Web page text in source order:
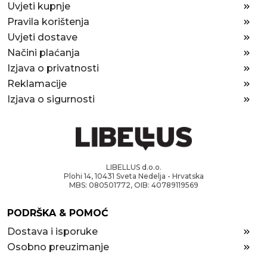
Uvjeti kupnje
Pravila korištenja
Uvjeti dostave
Načini plaćanja
Izjava o privatnosti
Reklamacije
Izjava o sigurnosti
LIBELLUS d.o.o.
Plohi 14, 10431 Sveta Nedelja - Hrvatska
MBS: 080501772, OIB: 40789119569
PODRŠKA & POMOĆ
Dostava i isporuke
Osobno preuzimanje